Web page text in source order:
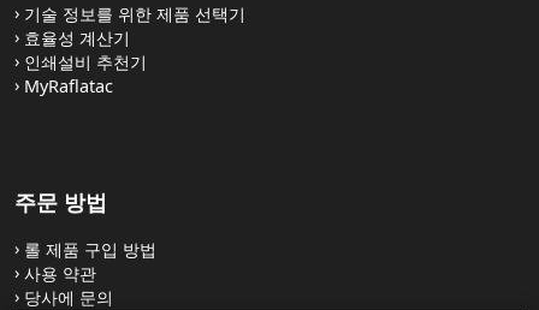
기술 정보를 위한 제품 선택기
효율성 계산기
인쇄설비 추천기
MyRaflatac
주문 방법
롤 제품 구입 방법
사용 약관
당사에 문의